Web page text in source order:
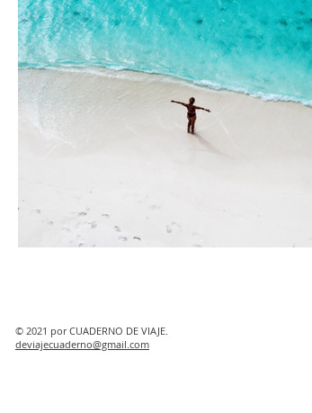
© 2021 por CUADERNO DE VIAJE.
deviajecuaderno@gmail.com